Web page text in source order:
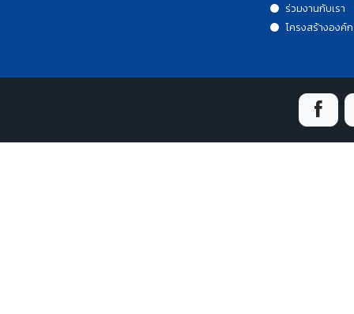
ร่วมงานกับเรา
โครงสร้างองค์